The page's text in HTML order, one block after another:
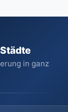
in ganz